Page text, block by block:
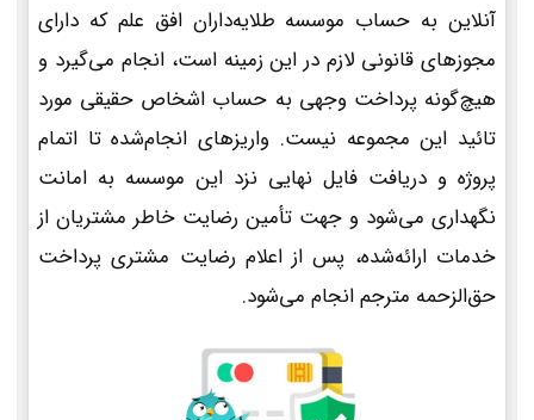
آنلاین به حساب موسسه طلایه‌داران افق علم که دارای
مجوزهای قانونی لازم در این زمینه است، انجام می‌گیرد و
هیچ‌گونه پرداخت وجهی به حساب اشخاص حقیقی مورد
تائید این مجموعه نیست. واریزهای انجام‌شده تا اتمام
پروژه و دریافت فایل نهایی نزد این موسسه به امانت
نگهداری می‌شود و جهت تأمین رضایت خاطر مشتریان از
خدمات ارائه‌شده، پس از اعلام رضایت مشتری پرداخت
حق‌الزحمه مترجم انجام می‌شود.